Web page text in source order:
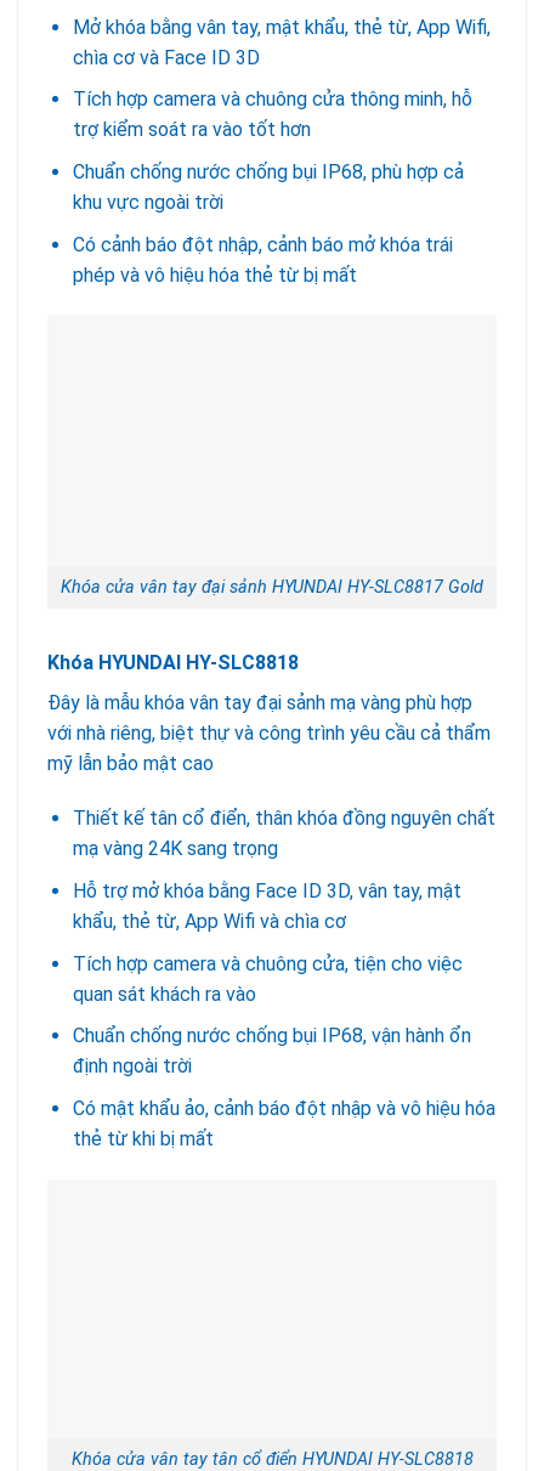
Mở khóa bằng vân tay, mật khẩu, thẻ từ, App Wifi,
chìa cơ và Face ID 3D
Tích hợp camera và chuông cửa thông minh, hỗ
trợ kiểm soát ra vào tốt hơn
Chuẩn chống nước chống bụi IP68, phù hợp cả
khu vực ngoài trời
Có cảnh báo đột nhập, cảnh báo mở khóa trái
phép và vô hiệu hóa thẻ từ bị mất
Khóa cửa vân tay đại sảnh HYUNDAI HY-SLC8817 Gold
Khóa HYUNDAI HY-SLC8818
Đây là mẫu khóa vân tay đại sảnh mạ vàng phù hợp
với nhà riêng, biệt thự và công trình yêu cầu cả thẩm
mỹ lẫn bảo mật cao
Thiết kế tân cổ điển, thân khóa đồng nguyên chất
mạ vàng 24K sang trọng
Hỗ trợ mở khóa bằng Face ID 3D, vân tay, mật
khẩu, thẻ từ, App Wifi và chìa cơ
Tích hợp camera và chuông cửa, tiện cho việc
quan sát khách ra vào
Chuẩn chống nước chống bụi IP68, vận hành ổn
định ngoài trời
Có mật khẩu ảo, cảnh báo đột nhập và vô hiệu hóa
thẻ từ khi bị mất
Khóa cửa vân tay tân cổ điển HYUNDAI HY-SLC8818